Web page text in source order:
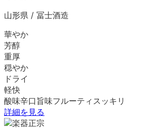
山形県 / 冨士酒造
華やか
芳醇
重厚
穏やか
ドライ
軽快
酸味辛口 旨味フルーティ スッキリ
詳細を見る